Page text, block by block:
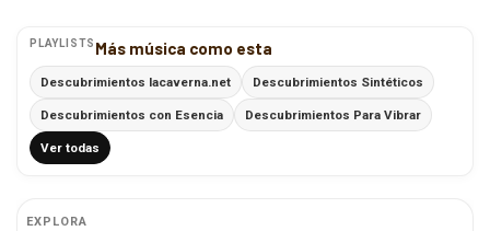
PLAYLISTS Más música como esta
Descubrimientos lacaverna.net Descubrimientos Sintéticos
Descubrimientos con Esencia Descubrimientos Para Vibrar
Ver todas
EXPLORA